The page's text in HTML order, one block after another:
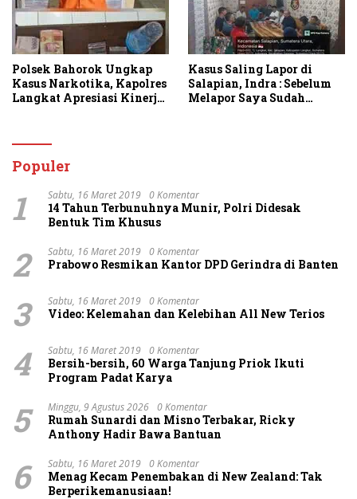
Polsek Bahorok Ungkap
Kasus Narkotika, Kapolres
Langkat Apresiasi Kinerja
Layanan 110
Kasus Saling Lapor di
Salapian, Indra : Sebelum
Melapor Saya Sudah
Populer
1 Sabtu, 16 Maret 2019 0 Komentar
14 Tahun Terbunuhnya Munir, Polri Didesak
Bentuk Tim Khusus
2 Sabtu, 16 Maret 2019 0 Komentar
Prabowo Resmikan Kantor DPD Gerindra di Banten
3 Sabtu, 16 Maret 2019 0 Komentar
Video: Kelemahan dan Kelebihan All New Terios
4 Sabtu, 16 Maret 2019 0 Komentar
Bersih-bersih, 60 Warga Tanjung Priok Ikuti
Program Padat Karya
5 Minggu, 9 Agustus 2026 0 Komentar
Rumah Sunardi dan Misno Terbakar, Ricky
Anthony Hadir Bawa Bantuan
6 Sabtu, 16 Maret 2019 0 Komentar
Menag Kecam Penembakan di New Zealand: Tak
Berperikemanusiaan!